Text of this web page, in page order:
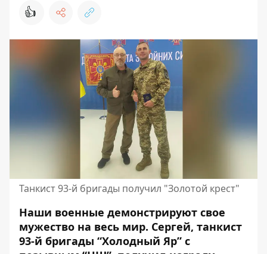
👍
Танкист 93-й бригады получил "Золотой крест"
Наши военные демонстрируют свое
мужество на весь мир. Сергей, танкист
93-й бригады “Холодный Яр” с